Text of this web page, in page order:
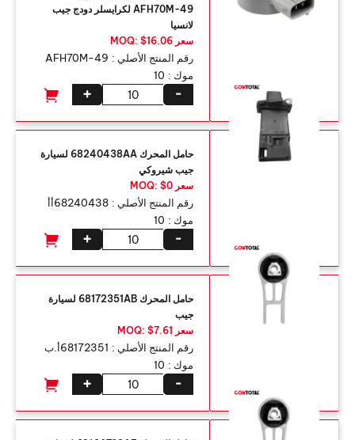
AFH70M-49 لكرايسلر دودج جيب
لانسيا
سعر MOQ: $16.06
رقم المنتج الأصلي : AFH70M-49
موك : 10
+ -
حامل المحرك 68240438AA لسيارة
جيب شيروكي
سعر MOQ: $0
رقم المنتج الأصلي : 68240438أأ
موك : 10
+ -
حامل المحرك 68172351AB لسيارة
جيب
سعر MOQ: $7.61
رقم المنتج الأصلي : 68172351أ.ب
موك : 10
+ -